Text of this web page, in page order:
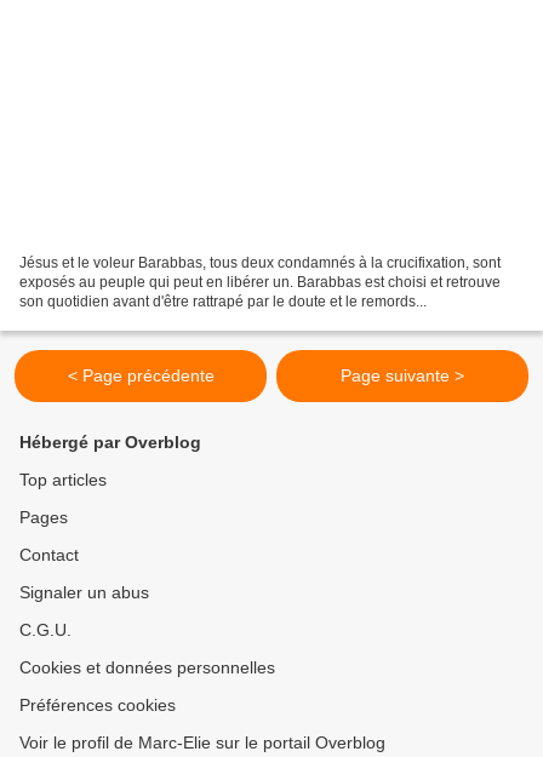
Jésus et le voleur Barabbas, tous deux condamnés à la crucifixation, sont
exposés au peuple qui peut en libérer un. Barabbas est choisi et retrouve
son quotidien avant d'être rattrapé par le doute et le remords...
< Page précédente Page suivante >
Hébergé par Overblog
Top articles
Pages
Contact
Signaler un abus
C.G.U.
Cookies et données personnelles
Préférences cookies
Voir le profil de Marc-Elie sur le portail Overblog